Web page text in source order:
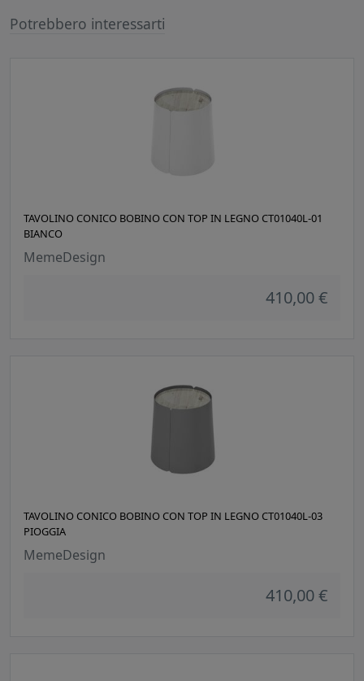
Potrebbero interessarti
TAVOLINO CONICO BOBINO CON TOP IN LEGNO CT01040L-01
BIANCO
MemeDesign
410,00 €
TAVOLINO CONICO BOBINO CON TOP IN LEGNO CT01040L-03
PIOGGIA
MemeDesign
410,00 €